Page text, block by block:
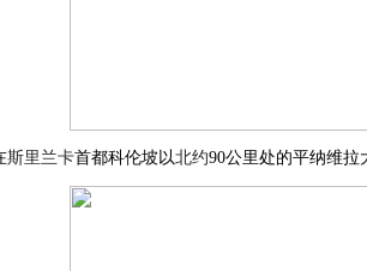
斯里兰卡首都科伦坡以北约90公里处的平纳维